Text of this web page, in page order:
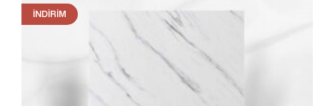
İNDIRIM